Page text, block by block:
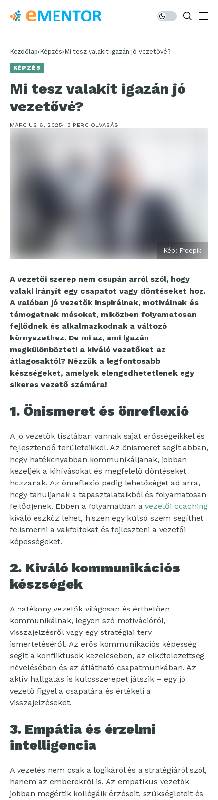
Kezdőlap Képzés Mi tesz valakit igazán jó vezetővé?
KÉPZÉS
Mi tesz valakit igazán jó
vezetővé?
MÁRCIUS 6, 2025 3 PERC OLVASÁS
Kép: Freepik
A vezetői szerep nem csupán arról szól, hogy
valaki irányít egy csapatot vagy döntéseket hoz.
A valóban jó vezetők inspirálnak, motiválnak és
támogatnak másokat, miközben folyamatosan
fejlődnek és alkalmazkodnak a változó
környezethez. De mi az, ami igazán
megkülönbözteti a kiváló vezetőket az
átlagosaktól? Nézzük a legfontosabb
készségeket, amelyek elengedhetetlenek egy
sikeres vezető számára!
1. Önismeret és önreflexió
A jó vezetők tisztában vannak saját erősségeikkel és
fejlesztendő területeikkel. Az önismeret segít abban,
hogy hatékonyabban kommunikáljanak, jobban
kezeljék a kihívásokat és megfelelő döntéseket
hozzanak. Az önreflexió pedig lehetőséget ad arra,
hogy tanuljanak a tapasztalataikból és folyamatosan
fejlődjenek. Ebben a folyamatban a vezetői coaching
kiváló eszköz lehet, hiszen egy külső szem segíthet
felismerni a vakfoltokat és fejleszteni a vezetői
képességeket.
2. Kiváló kommunikációs
készségek
A hatékony vezetők világosan és érthetően
kommunikálnak, legyen szó motivációról,
visszajelzésről vagy egy stratégiai terv
ismertetéséről. Az erős kommunikációs képesség
segít a konfliktusok kezelésében, az elkötelezettség
növelésében és az átlátható csapatmunkában. Az
aktív hallgatás is kulcsszerepet játszik – egy jó
vezető figyel a csapatára és értékeli a
visszajelzéseket.
3. Empátia és érzelmi
intelligencia
A vezetés nem csak a logikáról és a stratégiáról szól,
hanem az emberekről is. Az empatikus vezetők
jobban megértik kollégáik érzéseit, szükségleteit és